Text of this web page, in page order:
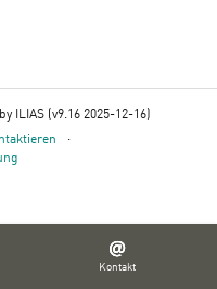
Kontakt
ILIAS (v9.16 2025-12-16)